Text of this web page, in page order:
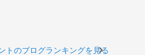
トのブログランキングを見る